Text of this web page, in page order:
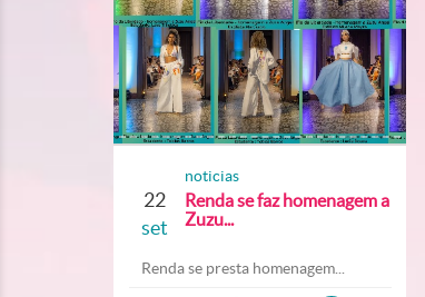
22
set
noticias
Renda se faz homenagem a
Zuzu...
Renda se presta homenagem...